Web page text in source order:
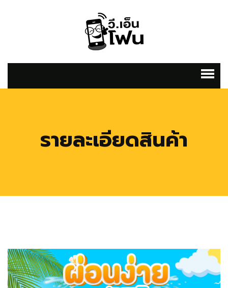
รายละเอียดสินค้า